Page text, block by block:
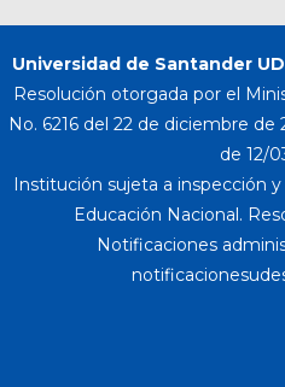
Universidad de Santander
Resolución otorgada por el
No. 6216 del 22 de diciembre
de 12/
Institución sujeta a inspección
Educación Nacional.
Notificaciones